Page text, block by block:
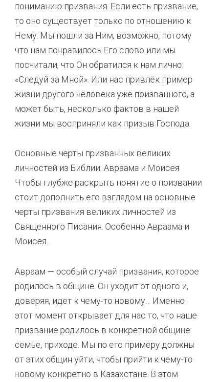
пониманию призвания. Если есть призвание,
то оно существует только по отношению к
Нему. Мы пошли за Ним, возможно, потому
что нам понравилось Его слово или мы
посчитали, что Он обратился к нам лично:
«Следуй за Мной». Или нас привлёк пример
жизни другого человека уже призванного, а
может быть, несколько фактов в нашей
жизни мы восприняли как призыв Господа.
Основные черты призванных великих
личностей из Библии: Авраама и Моисея
Чтобы глубже раскрыть понятие о призвании
стоит дополнить его взглядом на основные
черты призвания великих личностей из
Священного Писания. Особенно Авраама и
Моисея.
Авраам — особый случай призвания, которое
родилось в общине. Он уходит от одного и,
доверяя, идет к чему-то новому… Именно
этот момент открывает для нас то, что наше
призвание родилось в конкретной общине:
семье, приходе. Мы по его примеру должны
от этих общин уйти, чтобы прийти к чему-то
новому конкретно в Казахстане. В этом